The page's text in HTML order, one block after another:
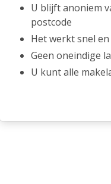
U blijft anoniem
postcode
Het werkt snel
Geen oneindige
U kunt alle